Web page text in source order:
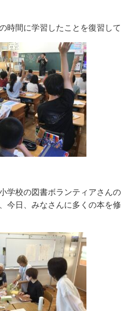
時間に学習したことを復習して
学校の図書ボランティアさん
今日、みなさんに多くの本を